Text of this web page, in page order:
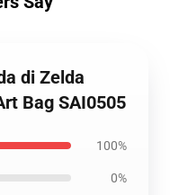
di Zelda
Bag SAI0505
100%
0%